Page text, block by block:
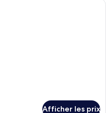
Afficher les prix